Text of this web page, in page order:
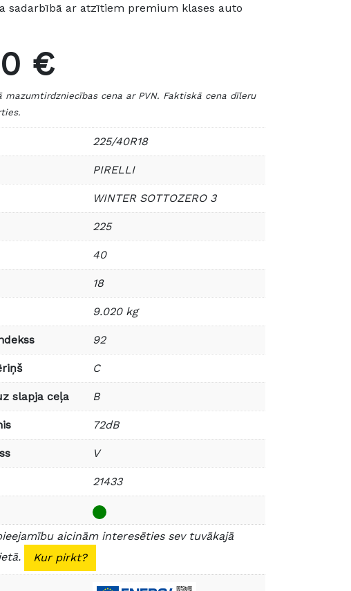
sadarbībā ar atzītiem premium klases auto
€
mazumtirdzniecības cena ar PVN. Faktiskā cena dīleru
225/40R18
PIRELLI
WINTER SOTTOZERO 3
225
40
18
9.020 kg
92
C
slapja ceļa B
72dB
V
21433
aicinām interesēties sev tuvākajā
Kur pirkt?